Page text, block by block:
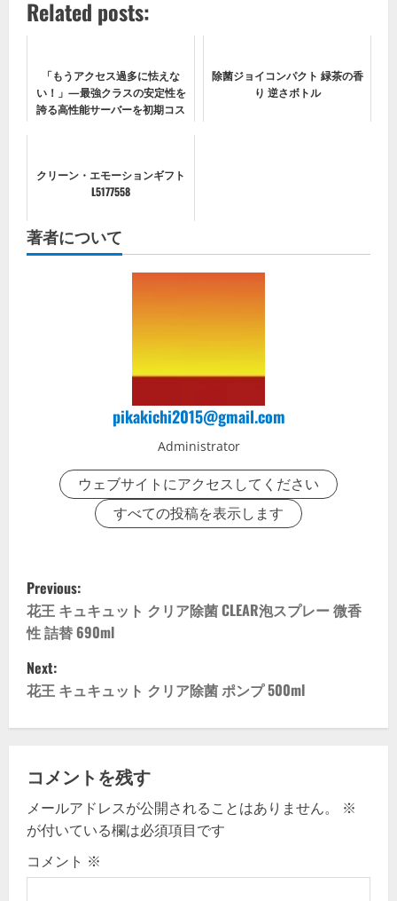
Related posts:
「もうアクセス過多に怯えな
い！」—最強クラスの安定性を
誇る高性能サーバーを初期コス
除菌ジョイコンパクト 緑茶の香
り 逆さボトル
クリーン・エモーションギフト
L5177558
著者について
pikakichi2015@gmail.com
Administrator
ウェブサイトにアクセスしてください
すべての投稿を表示します
P
o
s
t
n
a
v
i
g
Previous:
花王 キュキュット クリア除菌 CLEAR泡スプレー 微香
性 詰替 690ml
Next:
花王 キュキュット クリア除菌 ポンプ 500ml
コメントを残す
メールアドレスが公開されることはありません。
※
が付いている欄は必須項目です
コメント ※